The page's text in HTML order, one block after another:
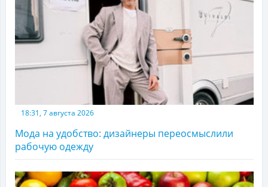
18:31, 7 августа 2026
Мода на удобство: дизайнеры переосмыслили
рабочую одежду